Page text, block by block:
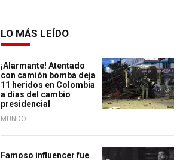
LO MÁS LEÍDO
¡Alarmante! Atentado
con camión bomba deja
11 heridos en Colombia
a días del cambio
presidencial
MUNDO
Famoso influencer fue